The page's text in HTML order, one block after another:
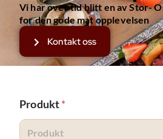
Vi har over tid blitt en av Stor-
for den gode mat opplevelsen
Kontakt oss
Produkt*